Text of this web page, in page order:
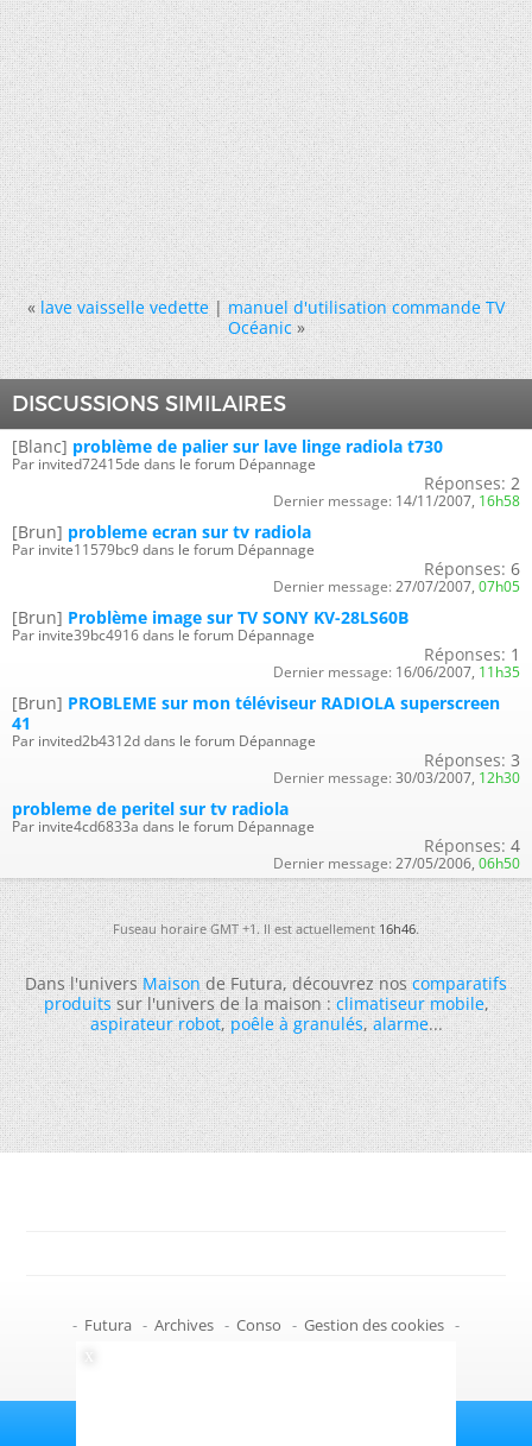
« lave vaisselle vedette|manuel d'utilisation commande TV
Océanic »
DISCUSSIONS SIMILAIRES
[Blanc] problème de palier sur lave linge radiola t730
Par invited72415de dans le forum Dépannage
Réponses: 2
Dernier message: 14/11/2007, 16h58
[Brun] probleme ecran sur tv radiola
Par invite11579bc9 dans le forum Dépannage
Réponses: 6
Dernier message: 27/07/2007, 07h05
[Brun] Problème image sur TV SONY KV-28LS60B
Par invite39bc4916 dans le forum Dépannage
Réponses: 1
Dernier message: 16/06/2007, 11h35
[Brun] PROBLEME sur mon téléviseur RADIOLA superscreen
41
Par invited2b4312d dans le forum Dépannage
Réponses: 3
Dernier message: 30/03/2007, 12h30
probleme de peritel sur tv radiola
Par invite4cd6833a dans le forum Dépannage
Réponses: 4
Dernier message: 27/05/2006, 06h50
Fuseau horaire GMT +1. Il est actuellement16h46.
Dans l'universMaisonde Futura, découvrez noscomparatifs
produitssur l'univers de la maison :climatiseur mobile,
aspirateur robot,poêle à granulés,alarme...
- Futura - Archives - Conso - Gestion des cookies -